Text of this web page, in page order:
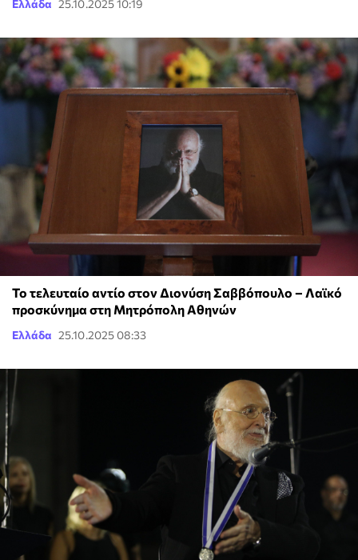
Ελλάδα 25.10.2025 10:19
Το τελευταίο αντίο στον Διονύση Σαββόπουλο – Λαϊκό
προσκύνημα στη Μητρόπολη Αθηνών
Ελλάδα 25.10.2025 08:33